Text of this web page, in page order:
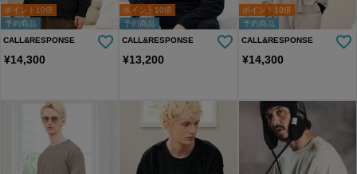
予約商品
ポイント10倍
CALL&RESPONSE
¥14,300
予約商品
ポイント10倍
CALL&RESPONSE
¥13,200
予約商品
ポイント10倍
CALL&RESPONSE
¥14,300